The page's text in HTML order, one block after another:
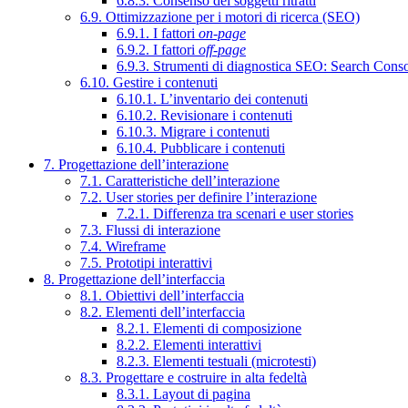
6.9. Ottimizzazione per i motori di ricerca (SEO)
6.9.1. I fattori on-page
6.9.2. I fattori off-page
6.9.3. Strumenti di diagnostica SEO: Search
6.10. Gestire i contenuti
6.10.1. L’inventario dei contenuti
6.10.2. Revisionare i contenuti
6.10.3. Migrare i contenuti
6.10.4. Pubblicare i contenuti
7. Progettazione dell’interazione
7.1. Caratteristiche dell’interazione
7.2. User stories per definire l’interazione
7.2.1. Differenza tra scenari e user stories
7.3. Flussi di interazione
7.4. Wireframe
7.5. Prototipi interattivi
8. Progettazione dell’interfaccia
8.1. Obiettivi dell’interfaccia
8.2. Elementi dell’interfaccia
8.2.1. Elementi di composizione
8.2.2. Elementi interattivi
8.2.3. Elementi testuali (microtesti)
8.3. Progettare e costruire in alta fedeltà
8.3.1. Layout di pagina